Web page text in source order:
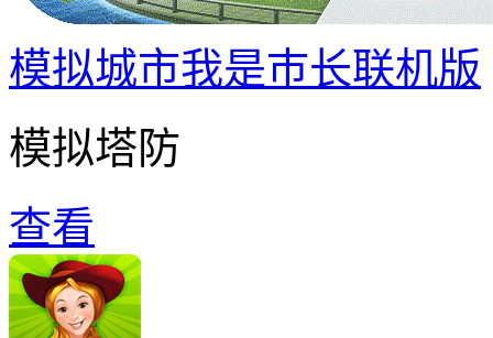
模拟城市我是巿长联机版
模拟塔防
查看